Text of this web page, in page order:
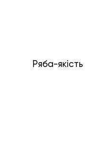
Ряба-якість